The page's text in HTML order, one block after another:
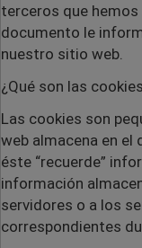
terceros que
documento le
nuestro sitio web.
¿Qué son las
Las cookies son
web almacena en el
éste “recuerde”
información
servidores o a los
correspondientes